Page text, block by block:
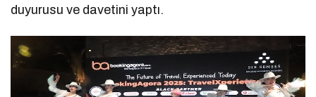
duyurusu ve davetini yaptı.